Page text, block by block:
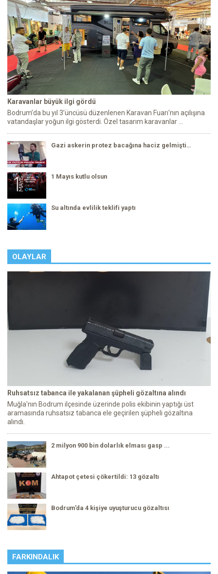
Karavanlar büyük ilgi gördü
Bodrum’da bu yıl 3’üncüsü düzenlenen Karavan Fuarı'nın açılışına
vatandaşlar yoğun ilgi gösterdi. Özel tasarım karavanlar ...
Gazi askerin protez bacağına haciz gelmişti…
1 Mayıs kutlu olsun
Su altında evlilik teklifi yaptı
OLAYLAR
Ruhsatsız tabanca ile yakalanan şüpheli gözaltına alındı
Muğla'nın Bodrum ilçesinde üzerinde polis ekibinin yaptığı üst
aramasında ruhsatsız tabanca ele geçirilen şüpheli gözaltına
alındı.
2 milyon 900 bin dolarlık elması gasp ...
Ahtapot çetesi çökertildi: 13 gözaltı
Bodrum’da 4 kişiye uyuşturucu gözaltısı
FARKINDALIK